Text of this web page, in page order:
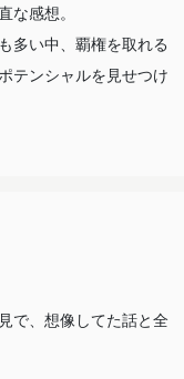
感想。
多い中、覇権を取れる
テンシャルを見せつけ
で、想像してた話と全